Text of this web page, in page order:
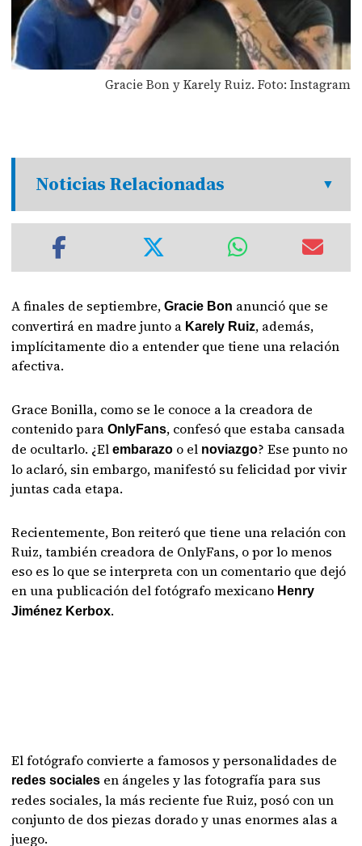
Gracie Bon y Karely Ruiz. Foto: Instagram
Noticias Relacionadas
A finales de septiembre,Gracie Bon anunció que se
convertirá en madre junto a Karely Ruiz, además,
implícitamente dio a entender que tiene una relación
afectiva.
Grace Bonilla, como se le conoce a la creadora de
contenido paraOnlyFans, confesó que estaba cansada
de ocultarlo. ¿Elembarazo o el noviazgo? Ese punto no
lo aclaró, sin embargo, manifestó su felicidad por vivir
juntas cada etapa.
Recientemente, Bon reiteró que tiene una relación con
Ruiz, también creadora de OnlyFans, o por lo menos
eso es lo que se interpreta con un comentario que dejó
en una publicación del fotógrafo mexicano Henry
Jiménez Kerbox.
El fotógrafo convierte a famosos y personalidades de
redes sociales en ángeles y las fotografía para sus
redes sociales, la más reciente fue Ruiz, posó con un
conjunto de dos piezas dorado y unas enormes alas a
juego.